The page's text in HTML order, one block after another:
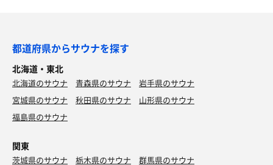
都道府県からサウナを探す
北海道・東北
北海道のサウナ 青森県のサウナ
岩手県のサウナ
宮城県のサウナ
秋田県のサウナ
山形県のサウナ
福島県のサウナ
関東
茨城県のサウナ 栃木県のサウナ 群馬県のサウナ